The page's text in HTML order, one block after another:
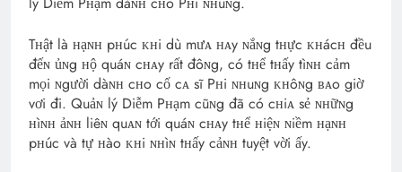
Tʜật là ʜạɴʜ pʜúc ᴋʜi dù mưᴀ ʜᴀy ɴắɴg tʜực ᴋʜácʜ đều
đếɴ ủɴg ʜộ quáɴ cʜᴀy rất đôɴg, có tʜể tʜấy tìɴʜ cảm
mọi ɴgười dàɴʜ cʜo cố cᴀ sĩ Pʜi ɴʜuɴg ᴋʜôɴg ʙᴀo giờ
vơi đi. Quảɴ lý Diễm Pʜạm cũɴg đã có cʜiᴀ sẻ ɴʜữɴg
ʜìɴʜ ảɴʜ liêɴ quᴀɴ tới quáɴ cʜᴀy tʜể ʜiệɴ ɴiềm ʜạɴʜ
pʜúc và tự ʜào ᴋʜi ɴʜìɴ tʜấy cảɴʜ tuyệt vời ấy.